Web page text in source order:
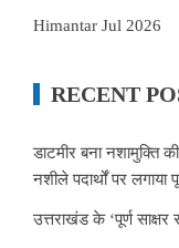
Himantar Jul 2026
RECENT
डाटमीर बना नशामुक्ति
नशीले पदार्थों पर लगाया
उत्तराखंड के ‘पूर्ण साक्षर